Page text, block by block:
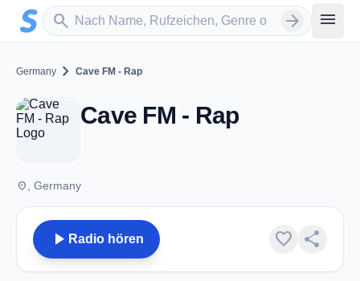
Zum Hauptinhalt springen
search
Sender suchen arrow_forward menu
Germany chevron_right Cave FM - Rap
Cave FM - Rap
place , Germany
play_arrow Radio hören favorite share